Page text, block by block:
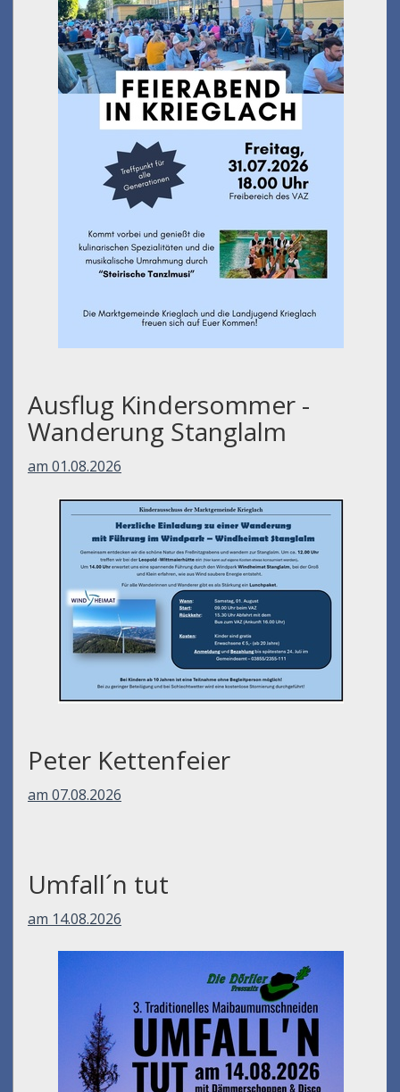
Ausflug Kindersommer -
Wanderung Stanglalm
am 01.08.2026
Peter Kettenfeier
am 07.08.2026
Umfall´n tut
am 14.08.2026